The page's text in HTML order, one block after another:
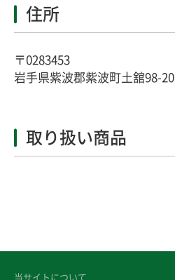
住所
〒0283453
岩手県紫波郡紫波町土舘98-20
取り扱い商品
当サイトについて